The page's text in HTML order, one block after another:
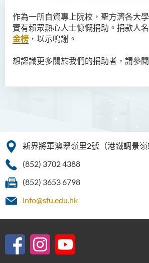
作為一所自資專上院校，聖方濟各大
實有賴眾熱心人士慷慨捐助。捐款人
金榜 ，以示鳴謝。
想認識更多關於我們的捐助者，請參閱
新界將軍澳翠嶺里2號（港鐵調景嶺
(852) 3702 4388
(852) 3653 6798
info@sfu.edu.hk